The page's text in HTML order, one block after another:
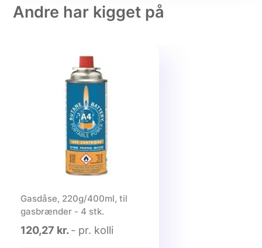
Andre har kigget på
Gasdåse, 220g/400ml, til
gasbrænder - 4 stk.
120,27 kr. - pr. kolli